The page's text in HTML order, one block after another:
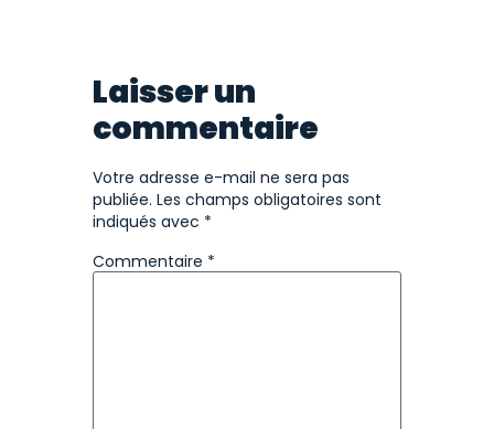
Laisser un
commentaire
Votre adresse e-mail ne sera pas
publiée. Les champs obligatoires sont
indiqués avec *
Commentaire *